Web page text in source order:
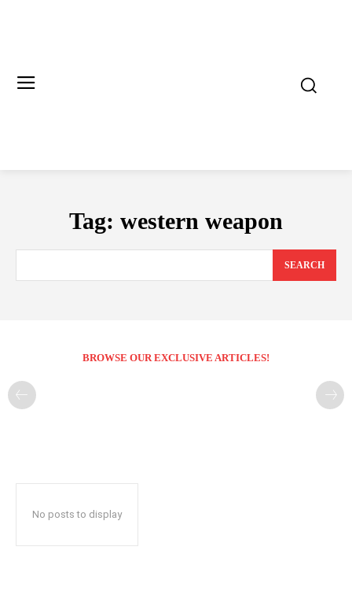
Tag: western weapon
SEARCH
BROWSE OUR EXCLUSIVE ARTICLES!
No posts to display